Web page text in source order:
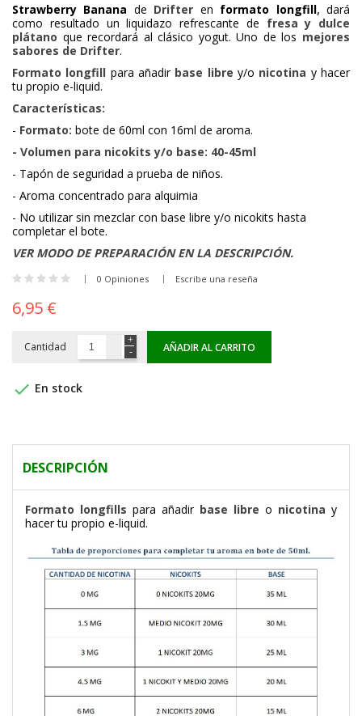
Strawberry Banana de Drifter en formato longfill,dará
como resultado un liquidazo refrescante de fresa y dulce
plátano que recordará al clásico yogut. Uno de los mejores
sabores de Drifter.
Formato longfill para añadir base libre y/o nicotina y hacer
tu propio e-liquid.
Características:
- Formato: bote de 60ml con 16ml de aroma.
- Volumen para nicokits y/o base: 40-45ml
- Tapón de seguridad a prueba de niños.
- Aroma concentrado para alquimia
- No utilizar sin mezclar con base libre y/o nicokits hasta
completar el bote.
VER MODO DE PREPARACIÓN EN LA DESCRIPCIÓN.
0 Opiniones Escribe una reseña
6,95 €
Cantidad AÑADIR AL CARRITO
 En stock
DESCRIPCIÓN
Formato longfills para añadir base libre o nicotina y
hacer tu propio e-liquid.